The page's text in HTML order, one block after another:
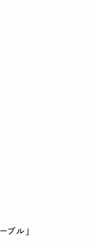
ブル」